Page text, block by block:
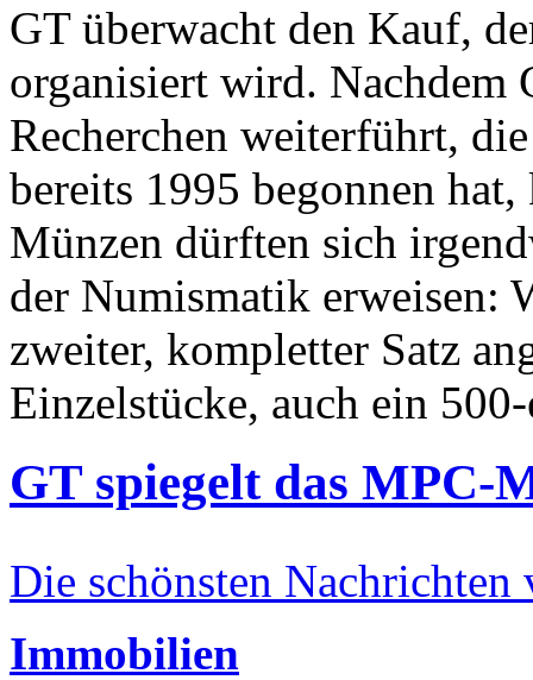
GT überwacht den Kauf,
organisiert wird. Nachdem
Recherchen weiterführt,
bereits 1995 begonnen
Münzen dürften sich
der Numismatik erweisen:
zweiter, kompletter Satz
Einzelstücke, auch ein
GT spiegelt das MPC-
Die schönsten Nachrichten
Immobilien